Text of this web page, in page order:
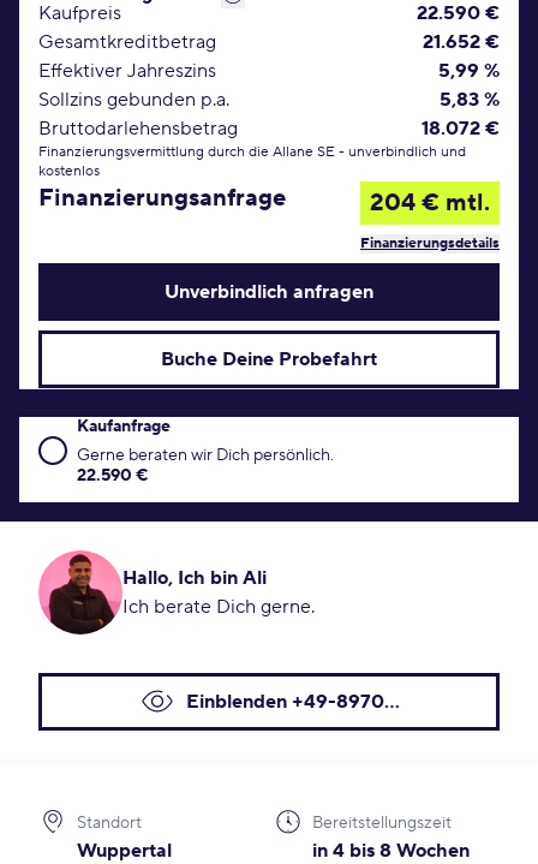
Kaufpreis
22.590 €
Gesamtkreditbetrag
21.652 €
Effektiver Jahreszins
5,99 %
Sollzins gebunden p.a.
5,83 %
Bruttodarlehensbetrag
18.072 €
Finanzierungsvermittlung durch die Allane SE - unverbindlich und
kostenlos
Finanzierungsanfrage 204 € mtl.
Finanzierungsdetails
Unverbindlich anfragen
Buche Deine Probefahrt
Kaufanfrage Konditionen
Kaufanfrage
Gerne beraten wir Dich persönlich.
22.590 €
Hallo, Ich bin Ali
Ich berate Dich gerne.
Einblenden +49-8970...
Standort
Wuppertal
Bereitstellungszeit
in 4 bis 8 Wochen